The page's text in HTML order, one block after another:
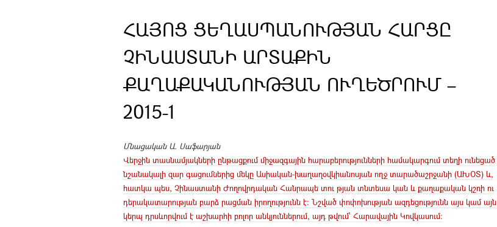
ՀԱՅՈՑ ՑԵՂԱՍՊԱՆՈՒԹՅԱՆ ՀԱՐՑԸ
ՉԻՆԱՍՏԱՆԻ ԱՐՏԱՔԻՆ
ՔԱՂԱՔԱԿԱՆՈՒԹՅԱՆ ՈՒՂԵԾՐՈՒՄ –
2015-1
Մնացական Ա. Սաֆարյան
Վերջին տասնամյակների ընթացքում միջազգային հարաբերությունների համակարգում տեղի ունեցած
նշանակալի զար գացումներից մեկը Ասիական-խաղաղօվկիանոսյան ողջ տարածաշրջանի (ԱԽՕՏ) և,
հատկա պես, Չինաստանի Ժողովրդական Հանրապե տու թյան տնտեսա կան և քաղաքական կշռի ու
դերակատարության բարձ րացման իրողությունն է: Նշված փոփոխության ազդեցությունն այս կամ այն
կերպ դրսևորվում է աշխարհի բոլոր անկյուններում, այդ թվում՝ Հարավային Կովկասում: